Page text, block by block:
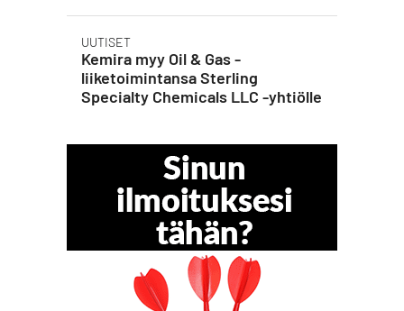
UUTISET
Kemira myy Oil & Gas -
liiketoimintansa Sterling
Specialty Chemicals LLC -yhtiölle